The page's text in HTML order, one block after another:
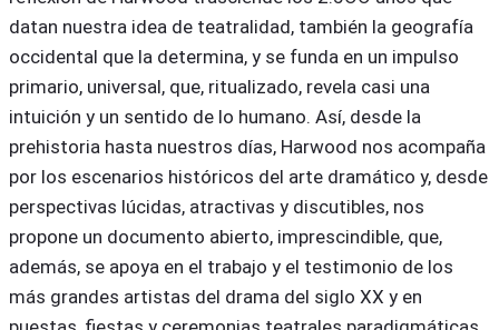
datan nuestra idea de teatralidad, también la geografía
occidental que la determina, y se funda en un impulso
primario, universal, que, ritualizado, revela casi una
intuición y un sentido de lo humano. Así, desde la
prehistoria hasta nuestros días, Harwood nos acompaña
por los escenarios históricos del arte dramático y, desde
perspectivas lúcidas, atractivas y discutibles, nos
propone un documento abierto, imprescindible, que,
además, se apoya en el trabajo y el testimonio de los
más grandes artistas del drama del siglo XX y en